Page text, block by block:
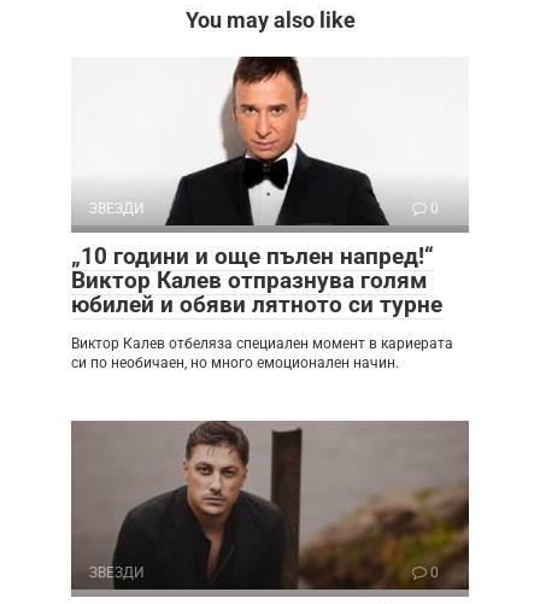
You may also like
ЗВЕЗДИ 0
„10 години и още пълен напред!“
Виктор Калев отпразнува голям
юбилей и обяви лятното си турне
Виктор Калев отбеляза специален момент в кариерата
си по необичаен, но много емоционален начин.
ЗВЕЗДИ 0